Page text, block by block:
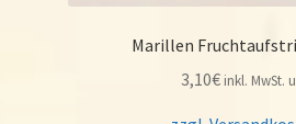
Marillen
3,10€ inkl. MwSt.